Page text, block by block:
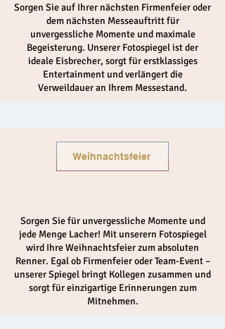
Sorgen Sie auf Ihrer nächsten Firmenfeier oder
dem nächsten Messeauftritt für
unvergessliche Momente und maximale
Begeisterung. Unserer Fotospiegel ist der
ideale Eisbrecher, sorgt für erstklassiges
Entertainment und verlängert die
Verweildauer an Ihrem Messestand.
Weihnachtsfeier
Sorgen Sie für unvergessliche Momente und
jede Menge Lacher! Mit unserern Fotospiegel
wird Ihre Weihnachtsfeier zum absoluten
Renner. Egal ob Firmenfeier oder Team-Event –
unserer Spiegel bringt Kollegen zusammen und
sorgt für einzigartige Erinnerungen zum
Mitnehmen.